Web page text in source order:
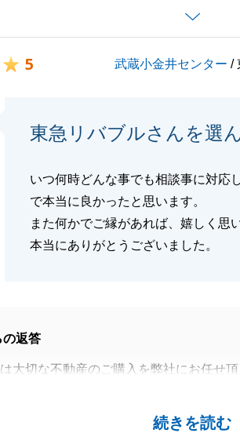
閉じる
5 武蔵小金井センター /
東急リバブルさんを選
いつ何時どんな事でも相談事に対応
で本当に良かったと思います。
また何かでご縁があれば、嬉しく思
本当にありがとうございました。
続きを読む
の返答
大切な不動産のご購入を弊社にお任せ
迅速かつ丁寧にご対応いただき誠にあり